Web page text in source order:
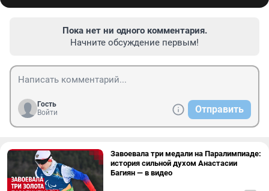
Пока нет ни одного комментария.
Начните обсуждение первым!
Гость
Войти
Отправить
Завоевала три медали на Паралимпиаде:
история сильной духом Анастасии
Багиян — в видео